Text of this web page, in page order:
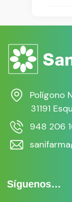
Polígono
31191
948 206
Síguenos…